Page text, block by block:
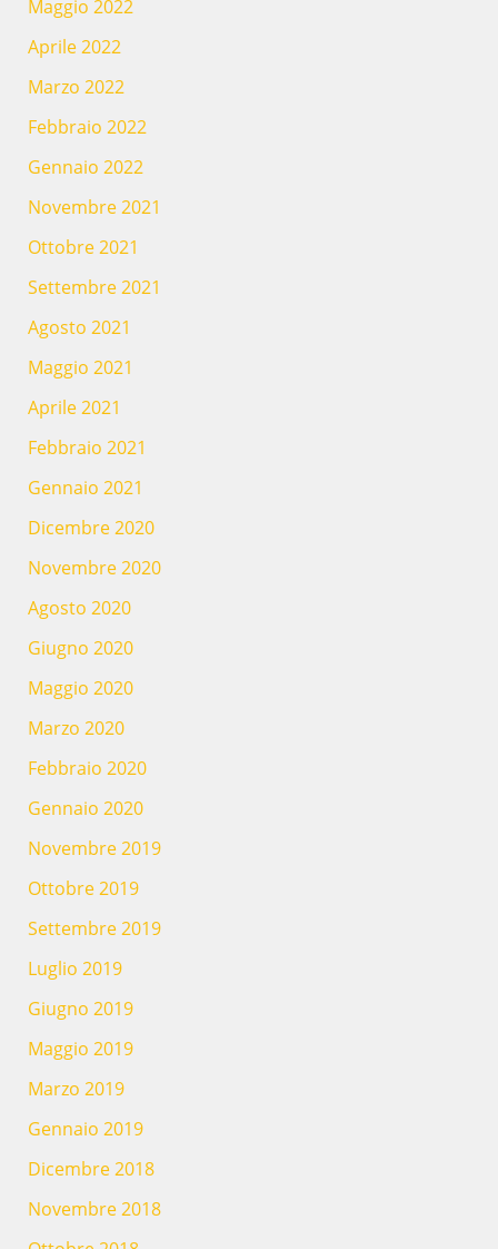
Maggio 2022
Aprile 2022
Marzo 2022
Febbraio 2022
Gennaio 2022
Novembre 2021
Ottobre 2021
Settembre 2021
Agosto 2021
Maggio 2021
Aprile 2021
Febbraio 2021
Gennaio 2021
Dicembre 2020
Novembre 2020
Agosto 2020
Giugno 2020
Maggio 2020
Marzo 2020
Febbraio 2020
Gennaio 2020
Novembre 2019
Ottobre 2019
Settembre 2019
Luglio 2019
Giugno 2019
Maggio 2019
Marzo 2019
Gennaio 2019
Dicembre 2018
Novembre 2018